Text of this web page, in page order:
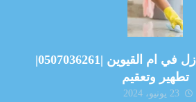
شركة تعقيم منازل في ام القيوين |0507036261|
تطهير وتعقيم
23 يونيو، 2024